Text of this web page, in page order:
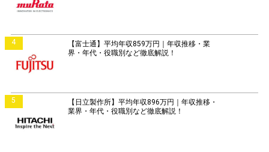
4
【富士通】平均年収859万円｜年収推移・業
界・年代・役職別など徹底解説！
5
【日立製作所】平均年収896万円｜年収推移・
業界・年代・役職別など徹底解説！